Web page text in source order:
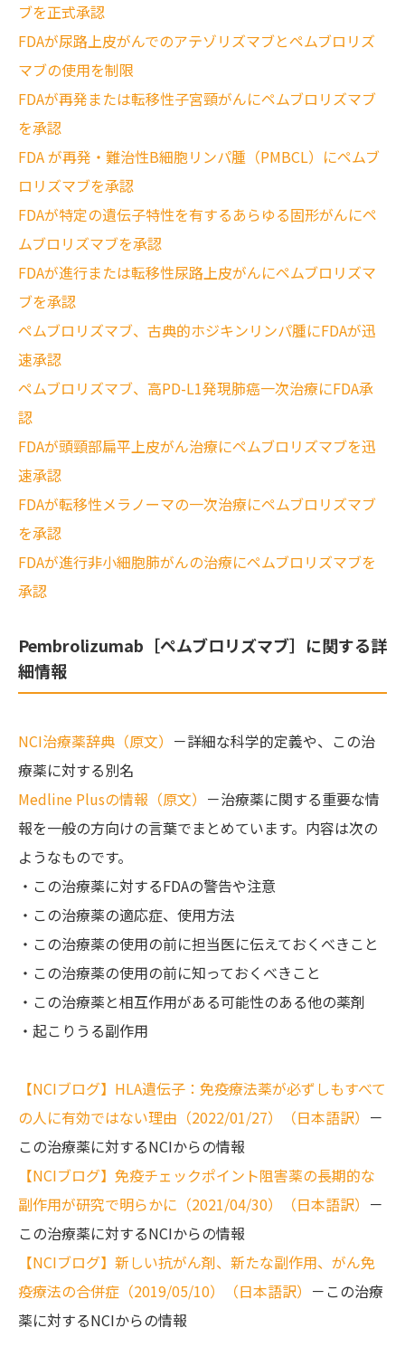
ブを正式承認
FDAが尿路上皮がんでのアテゾリズマブとペムブロリズ
マブの使用を制限
FDAが再発または転移性子宮頸がんにペムブロリズマブ
を承認
FDA が再発・難治性B細胞リンパ腫（PMBCL）にペムブ
ロリズマブを承認
FDAが特定の遺伝子特性を有するあらゆる固形がんにペ
ムブロリズマブを承認
FDAが進行または転移性尿路上皮がんにペムブロリズマ
ブを承認
ペムブロリズマブ、古典的ホジキンリンパ腫にFDAが迅
速承認
ペムブロリズマブ、高PD-L1発現肺癌一次治療にFDA承
認
FDAが頭頸部扁平上皮がん治療にペムブロリズマブを迅
速承認
FDAが転移性メラノーマの一次治療にペムブロリズマブ
を承認
FDAが進行非小細胞肺がんの治療にペムブロリズマブを
承認
Pembrolizumab［ペムブロリズマブ］に関する詳
細情報
NCI治療薬辞典（原文） －詳細な科学的定義や、この治
療薬に対する別名
Medline Plusの情報（原文） －治療薬に関する重要な情
報を一般の方向けの言葉でまとめています。内容は次の
ようなものです。
・この治療薬に対するFDAの警告や注意
・この治療薬の適応症、使用方法
・この治療薬の使用の前に担当医に伝えておくべきこと
・この治療薬の使用の前に知っておくべきこと
・この治療薬と相互作用がある可能性のある他の薬剤
・起こりうる副作用
【NCIブログ】HLA遺伝子：免疫療法薬が必ずしもすべて
の人に有効ではない理由（2022/01/27）（日本語訳） －
この治療薬に対するNCIからの情報
【NCIブログ】免疫チェックポイント阻害薬の長期的な
副作用が研究で明らかに（2021/04/30）（日本語訳） －
この治療薬に対するNCIからの情報
【NCIブログ】新しい抗がん剤、新たな副作用、がん免
疫療法の合併症（2019/05/10）（日本語訳） －この治療
薬に対するNCIからの情報